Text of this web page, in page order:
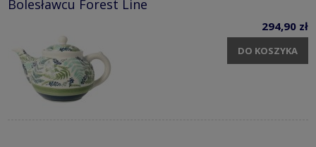
Bolesławcu Forest Line
294,90 zł
DO KOSZYKA